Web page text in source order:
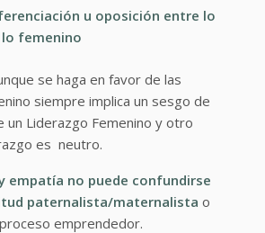
u oposición entre lo
femenino
se haga en favor de las
siempre implica un sesgo de
un Liderazgo Femenino y otro
es neutro.
empatía no puede confundirse
paternalista/maternalista o
emprendedor.